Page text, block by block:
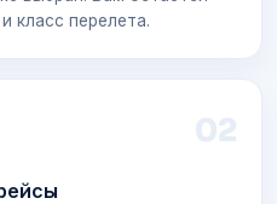
класс перелета.
02